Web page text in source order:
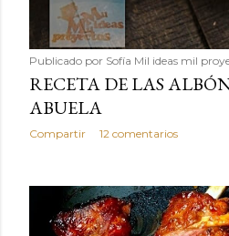
Publicado por Sofía Mil ideas mil
RECETA DE LAS
ABUELA
Compartir 12 comentarios